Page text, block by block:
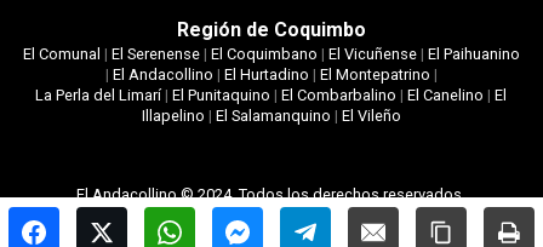
Región de Coquimbo
El Comunal | El Serenense| El Coquimbano | El Vicuñense| El Paihuanino
| El Andacollino | El Hurtadino | El Montepatrino |
La Perla del Limarí|El Punitaquino |El Combarbalino |El Canelino |El
Illapelino | El Salamanquino | El Vileño
El Andacollino © 2024. Todos los derechos reservados.